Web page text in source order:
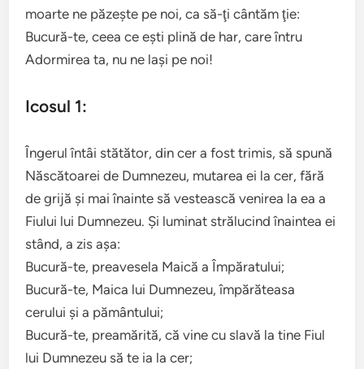
moarte ne păzeşte pe noi, ca să-ţi cântăm ţie:
Bucură-te, ceea ce eşti plină de har, care întru
Adormirea ta, nu ne laşi pe noi!
Icosul 1:
Îngerul întâi stătător, din cer a fost trimis, să spună
Născătoarei de Dumnezeu, mutarea ei la cer, fără
de grijă şi mai înainte să vestească venirea la ea a
Fiului lui Dumnezeu. Şi luminat strălucind înaintea ei
stând, a zis aşa:
Bucură-te, preavesela Maică a Împăratului;
Bucură-te, Maica lui Dumnezeu, împărăteasa
cerului şi a pământului;
Bucură-te, preamărită, că vine cu slavă la tine Fiul
lui Dumnezeu să te ia la cer;